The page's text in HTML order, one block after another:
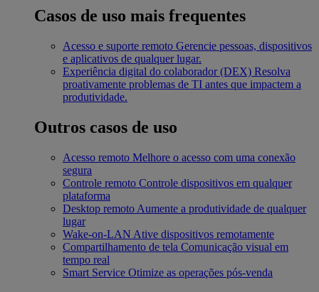
Casos de uso mais frequentes
Acesso e suporte remoto Gerencie pessoas, dispositivos
e aplicativos de qualquer lugar.
Experiência digital do colaborador (DEX) Resolva
proativamente problemas de TI antes que impactem a
produtividade.
Outros casos de uso
Acesso remoto Melhore o acesso com uma conexão
segura
Controle remoto Controle dispositivos em qualquer
plataforma
Desktop remoto Aumente a produtividade de qualquer
lugar
Wake-on-LAN Ative dispositivos remotamente
Compartilhamento de tela Comunicação visual em
tempo real
Smart Service Otimize as operações pós-venda